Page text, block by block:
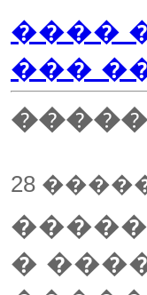
����
���
28
�